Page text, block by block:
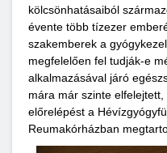
kölcsönhatásaiból
évente több tízezer
szakemberek a
megfelelően fel tudják-e
alkalmazásával járó
mára már szinte
előrelépést a
Reumakórházban